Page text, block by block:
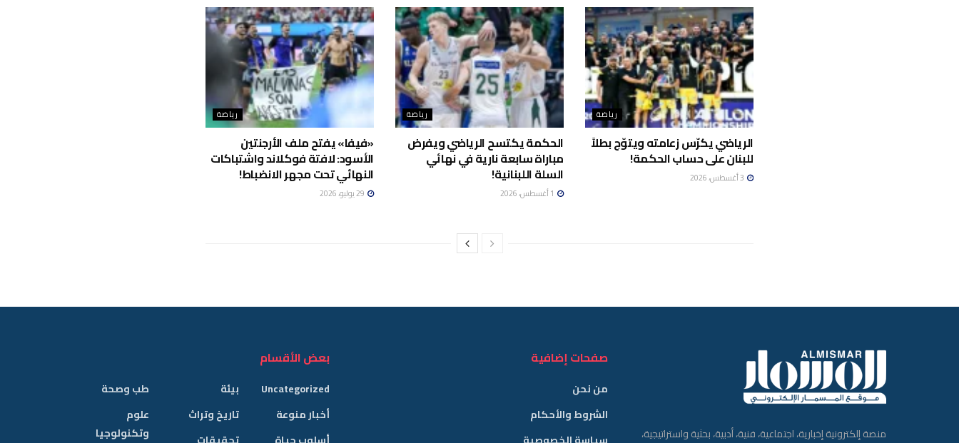
رياضة
الرياضي يكرّس زعامته ويتوّج بطلاً
للبنان على حساب الحكمة!
رياضة
الحكمة يكتسح الرياضي ويفرض
مباراة سابعة نارية في نهائي
السلة اللبنانية!
رياضة
«فيفا» يفتح ملف الأرجنتين
الأسود: لافتة فوكلاند واشتباكات
النهائي تحت مجهر الانضباط!
منصة إلكترونية إخبارية، اجتماعية، فنية، أدبية، بحثية واستراتيجية،
صفحات إضافية
من نحن
الشروط والأحكام
بعض الأقسام
Uncategorized
أخبار منوعة
بيئة
تاريخ وتراث
طب وصحة
علوم
وتكنولوجيا